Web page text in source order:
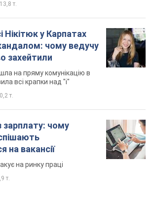
13,8 т.
Нікітюк у Карпатах
чому ведучу
захейтили
на пряму комунікацію в
всі крапки над "і"
т.
зарплату: чому
на вакансії
на ринку праці
т.